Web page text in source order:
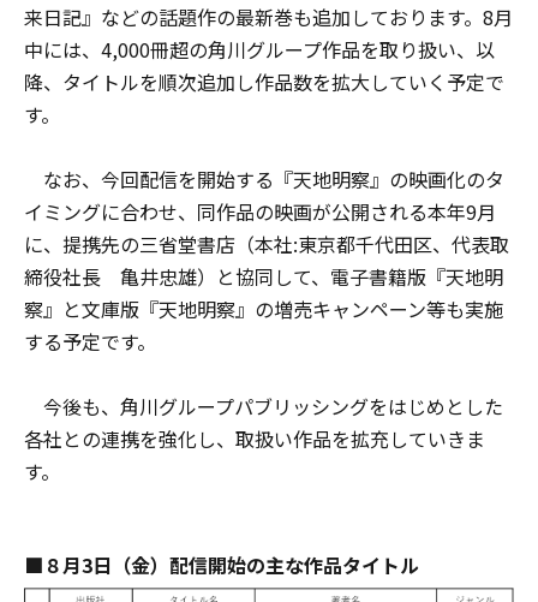
来日記』などの話題作の最新巻も追加しております。8月
中には、4,000冊超の角川グループ作品を取り扱い、以
降、タイトルを順次追加し作品数を拡大していく予定で
す。
なお、今回配信を開始する『天地明察』の映画化のタ
イミングに合わせ、同作品の映画が公開される本年9月
に、提携先の三省堂書店（本社:東京都千代田区、代表取
締役社長 亀井忠雄）と協同して、電子書籍版『天地明
察』と文庫版『天地明察』の増売キャンペーン等も実施
する予定です。
今後も、角川グループパブリッシングをはじめとした
各社との連携を強化し、取扱い作品を拡充していきま
す。
■８月3日（金）配信開始の主な作品タイトル